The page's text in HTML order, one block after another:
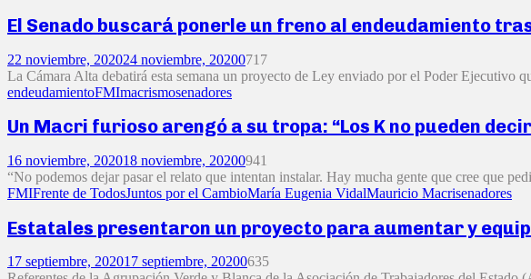
El Senado buscará ponerle un freno al endeudamiento
22 noviembre, 202024 noviembre, 20200717
La Cámara Alta debatirá esta semana un proyecto de Ley enviado por el Poder Ejecutivo
endeudamientoFMImacrismosenadores
Un Macri furioso arengó a su tropa: “Los K no pueden
16 noviembre, 202018 noviembre, 20200941
“No podemos dejar pasar el relato que intentan instalar. Hay mucha gente que cree que
FMIFrente de TodosJuntos por el CambioMaría Eugenia VidalMauricio Macrisenadores
Estatales presentaron un proyecto para aumentar y
17 septiembre, 202017 septiembre, 20200635